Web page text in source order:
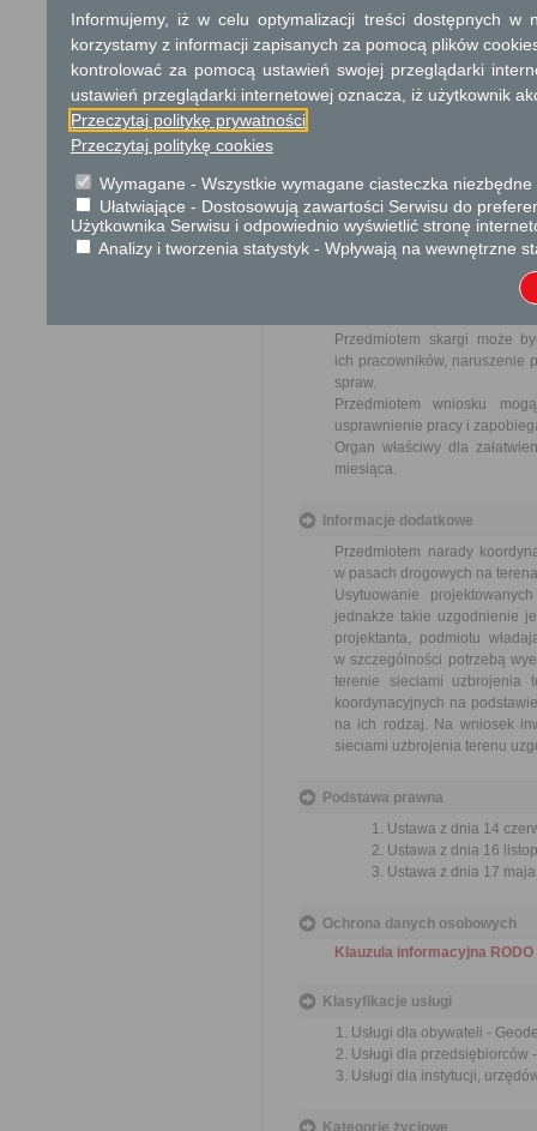
(t.j. Dz. U. z 2017 r. poz. 2101
Opłata za uzgodnienie
150 zł - za jeden rodzaj
105 zł - (150 zł x 0,7) za
Opłata za uzgodnienie
17 zł opłata
Tryb odwoławczy
Brak
Przedmiotem skargi może
ich pracowników, naruszenie
spraw.
Przedmiotem wniosku
usprawnienie pracy i
Organ właściwy dla
miesiąca.
Informacje dodatkowe
Przedmiotem narady
w pasach drogowych na
Usytuowanie
jednakże takie uzgodnienie
projektanta, podmiotu
w szczególności potrzebą
terenie sieciami uzbrojenia
koordynacyjnych na
na ich rodzaj. Na wniosek
sieciami uzbrojenia terenu
Podstawa prawna
Ustawa z dnia 14
Ustawa z dnia 16
Ustawa z dnia 17
Ochrona danych osobowych
Klauzula informacyjna RODO
Klasyfikacje usługi
Usługi dla obywateli -
Usługi dla
Usługi dla instytucji,
Kategorie życiowe
Informujemy, iż w celu optymalizacji treści dostępnych w
korzystamy z informacji zapisanych za pomocą plików
kontrolować za pomocą ustawień swojej przeglądarki
ustawień przeglądarki internetowej oznacza, iż użytkownik
Przeczytaj politykę prywatności
Przeczytaj politykę cookies
Wymagane - Wszystkie wymagane ciasteczka
Ułatwiające - Dostosowują zawartości Serwisu do
Użytkownika Serwisu i odpowiednio wyświetlić stronę
Analizy i tworzenia statystyk - Wpływają na wewnętrzne